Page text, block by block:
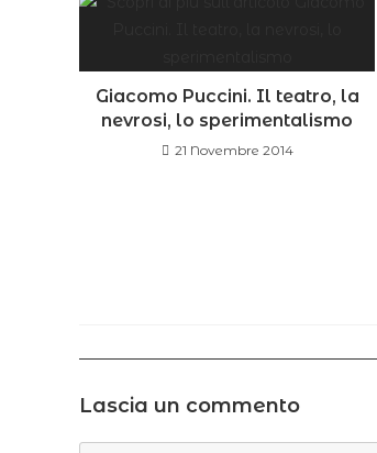
Giacomo Puccini. Il teatro, la
nevrosi, lo sperimentalismo
21 Novembre 2014
Lascia un commento